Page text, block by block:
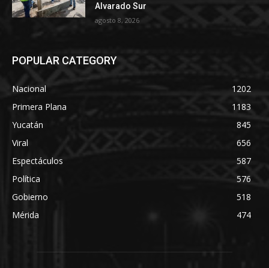
Alvarado Sur
agosto 8, 2026
POPULAR CATEGORY
Nacional
1202
Primera Plana
1183
Yucatán
845
Viral
656
Espectáculos
587
Política
576
Gobierno
518
Mérida
474